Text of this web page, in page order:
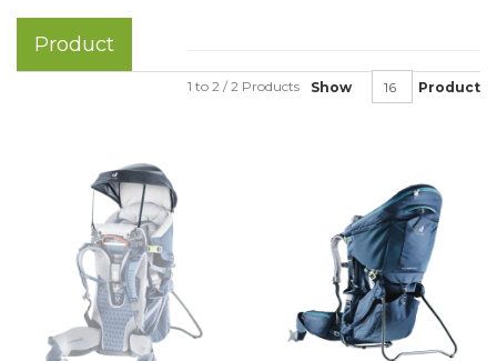
Product
Show Product
1 to 2 / 2 Products